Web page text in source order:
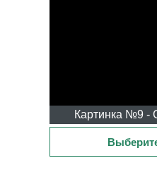
Картинка №9 -